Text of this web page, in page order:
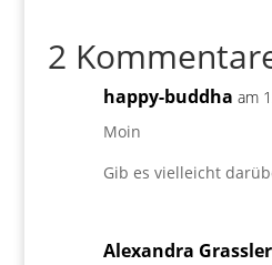
2
happy-buddha am
Moin
Gib es vielleicht
Alexandra Grassler